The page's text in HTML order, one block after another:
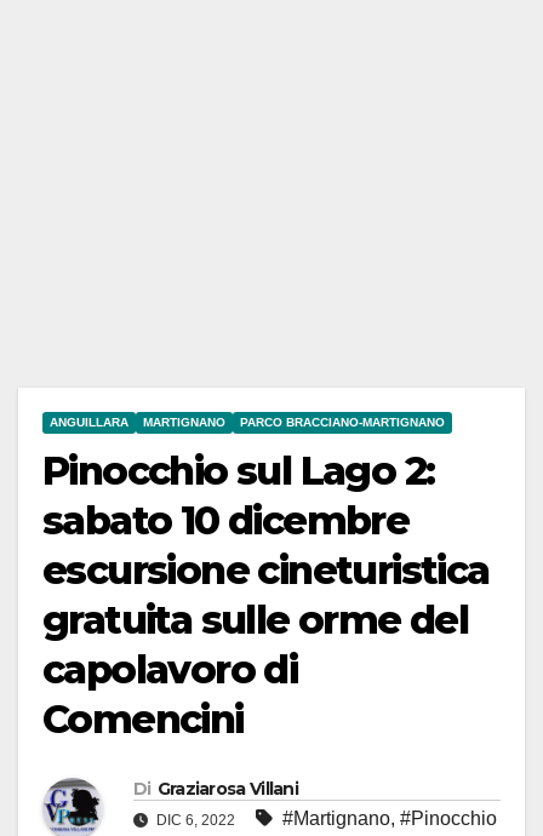
ANGUILLARA MARTIGNANO PARCO BRACCIANO-MARTIGNANO
Pinocchio sul Lago 2:
sabato 10 dicembre
escursione cineturistica
gratuita sulle orme del
capolavoro di
Comencini
Di Graziarosa Villani
DIC 6, 2022 #Martignano, #Pinocchio